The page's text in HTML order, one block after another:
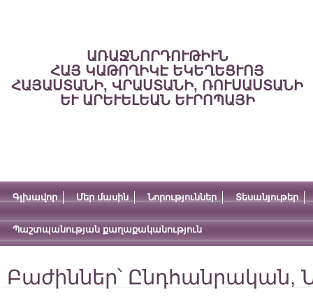
ԱՌԱՋՆՈՐԴՈՒԹԻՒՆ
ՀԱՅ ԿԱԹՈՂԻԿԷ ԵԿԵՂԵՑՒՈՅ
ՀԱՅԱՍՏԱՆԻ, ՎՐԱՍՏԱՆԻ, ՌՈՒՍԱՍՏԱՆԻ
ԵՒ ԱՐԵՒԵԼԵԱՆ ԵՒՐՈՊԱՅԻ
Գլխավոր Մեր մասին Նորություններ Տեսանյութեր
Պաշտպանության քաղաքականություն
Բաժիններ՝ Ընդհանրական,